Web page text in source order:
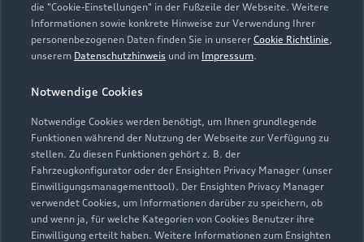
die "Cookie-Einstellungen" in der Fußzeile der Webseite. Weitere
Informationen sowie konkrete Hinweise zur Verwendung Ihrer
personenbezogenen Daten finden Sie in unserer Cookie Richtlinie,
unserem Datenschutzhinweis und im Impressum.
Notwendige Cookies
Notwendige Cookies werden benötigt, um Ihnen grundlegende
Funktionen während der Nutzung der Webseite zur Verfügung zu
stellen. Zu diesen Funktionen gehört z. B. der
Fahrzeugkonfigurator oder der Ensighten Privacy Manager (unser
Einwilligungsmanagementtool). Der Ensighten Privacy Manager
verwendet Cookies, um Informationen darüber zu speichern, ob
und wenn ja, für welche Kategorien von Cookies Benutzer ihre
Einwilligung erteilt haben. Weitere Informationen zum Ensighten
Lederpflege-Set
Praktisches Set zur intensiven Reinigung und
Pflege von Leder und Kunstleder.